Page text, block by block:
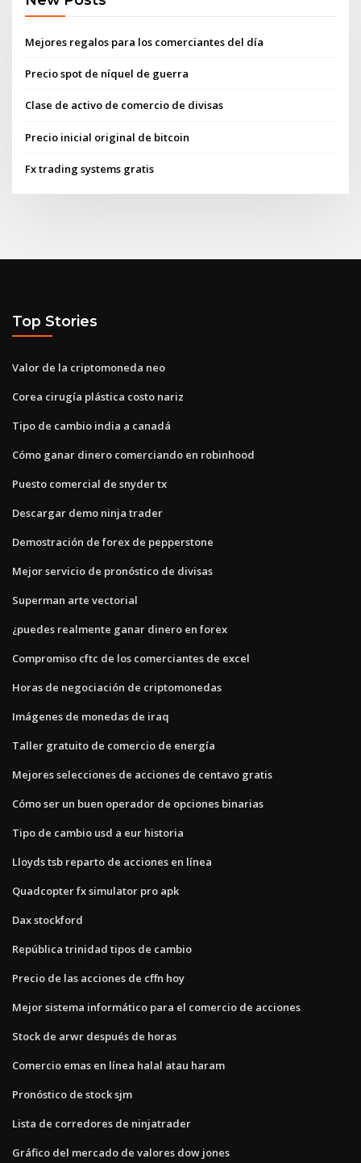
Mejores regalos para los comerciantes del día
Precio spot de níquel de guerra
Clase de activo de comercio de divisas
Precio inicial original de bitcoin
Fx trading systems gratis
Top Stories
Valor de la criptomoneda neo
Corea cirugía plástica costo nariz
Tipo de cambio india a canadá
Cómo ganar dinero comerciando en robinhood
Puesto comercial de snyder tx
Descargar demo ninja trader
Demostración de forex de pepperstone
Mejor servicio de pronóstico de divisas
Superman arte vectorial
¿puedes realmente ganar dinero en forex
Compromiso cftc de los comerciantes de excel
Horas de negociación de criptomonedas
Imágenes de monedas de iraq
Taller gratuito de comercio de energía
Mejores selecciones de acciones de centavo gratis
Cómo ser un buen operador de opciones binarias
Tipo de cambio usd a eur historia
Lloyds tsb reparto de acciones en línea
Quadcopter fx simulator pro apk
Dax stockford
República trinidad tipos de cambio
Precio de las acciones de cffn hoy
Mejor sistema informático para el comercio de acciones
Stock de arwr después de horas
Comercio emas en línea halal atau haram
Pronóstico de stock sjm
Lista de corredores de ninjatrader
Gráfico del mercado de valores dow jones